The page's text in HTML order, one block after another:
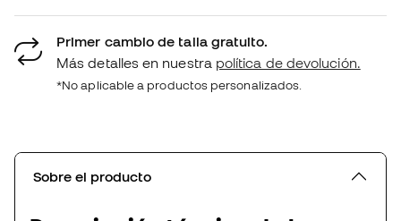
Primer cambio de talla gratuito.
Más detalles en nuestra política de devolución.
*No aplicable a productos personalizados.
Sobre el producto